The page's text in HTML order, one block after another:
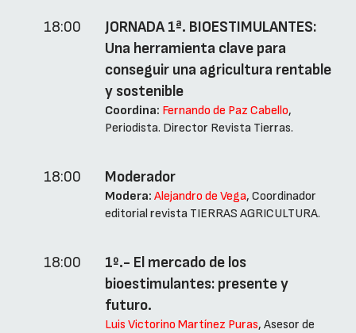
18:00
JORNADA 1ª. BIOESTIMULANTES:
Una herramienta clave para
conseguir una agricultura rentable
y sostenible
Coordina: Fernando de Paz Cabello,
Periodista. Director Revista Tierras.
18:00 Moderador
Modera: Alejandro de Vega, Coordinador
editorial revista TIERRAS AGRICULTURA.
18:00
1º.- El mercado de los
bioestimulantes: presente y
futuro.
Luis Victorino Martínez Puras, Asesor de